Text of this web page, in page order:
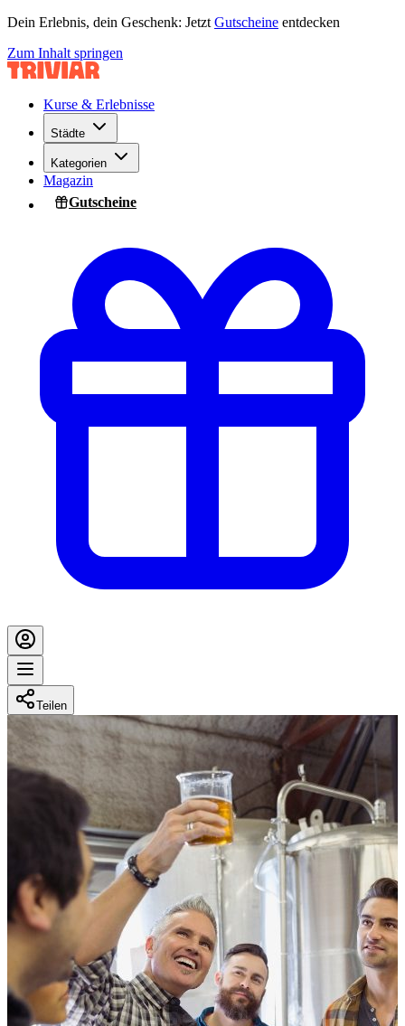
Dein Erlebnis, dein Geschenk: Jetzt Gutscheine entdecken
Zum Inhalt springen
Kurse & Erlebnisse
Städte
Kategorien
Magazin
Gutscheine
Teilen